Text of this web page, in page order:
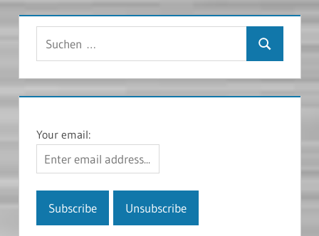
Suchen
Your email: